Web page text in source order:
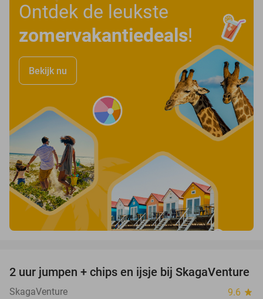
Ontdek de leukste
zomervakantiedeals!
Bekijk nu
45%
2 uur jumpen + chips en ijsje bij SkagaVenture
SkagaVenture 9.6 star